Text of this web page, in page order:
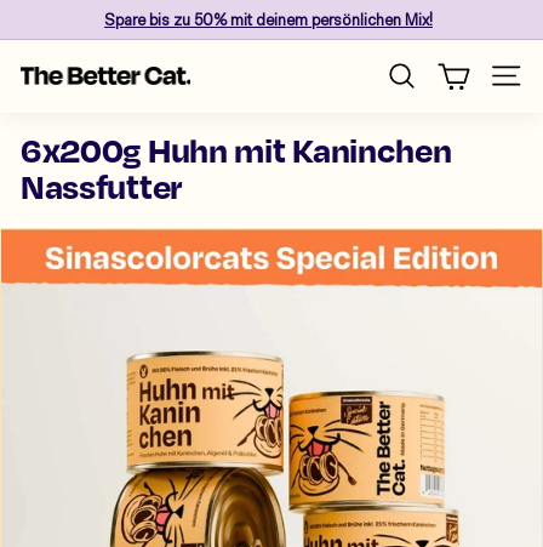
to
content
Pause
Sparebis zu 50%mit deinem persönlichen Mix!
T
e
B
e
t
e
Search Site
6x200g Huhn mit Kaninchen
Nassfutter